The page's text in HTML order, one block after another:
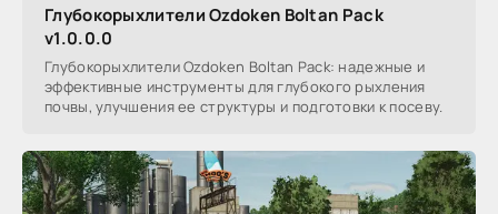
Глубокорыхлители Ozdoken Boltan Pack
v1.0.0.0
Глубокорыхлители Ozdoken Boltan Pack: надежные и
эффективные инструменты для глубокого рыхления
почвы, улучшения ее структуры и подготовки к посеву.